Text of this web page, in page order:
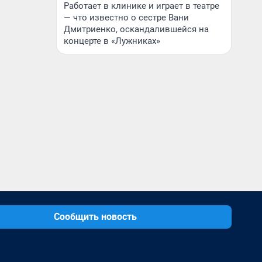
Работает в клинике и играет в театре
— что известно о сестре Вани
Дмитриенко, оскандалившейся на
концерте в «Лужниках»
Сообщить новость